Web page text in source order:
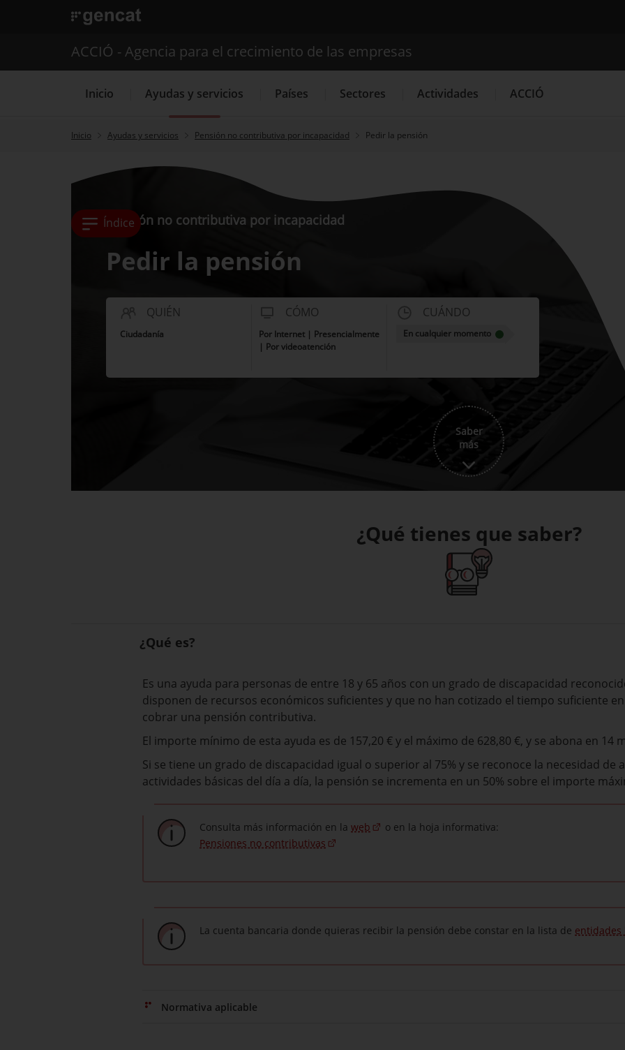
. Abrir en una nueva ventana.
Buscador
ACCIÓ - Agencia para el crecimiento de las empresas
Inicio Ayudas y servicios Países Sectores Actividades ACCIÓ
Inicio Ayudas y servicios Pensión no contributiva por incapacidad Pedir la pensión
Índice
Pensión no contributiva por incapacidad
Pedir la pensión
QUIÉN
Ciudadanía
CÓMO
Por Internet | Presencialmente
| Por videoatención
CUÁNDO
En cualquier momento
Saber
más
¿Qué tienes que saber?
¿Qué es?
Es una ayuda para personas de entre 18 y 65 años con un grado de discapacidad
disponen de recursos económicos suficientes y que no han cotizado el tiempo suficiente
cobrar una pensión contributiva.
El importe mínimo de esta ayuda es de 157,20 € y el máximo de 628,80 €, y se abona en 14
Si se tiene un grado de discapacidad igual o superior al 75% y se reconoce la necesidad de
actividades básicas del día a día, la pensión se incrementa en un 50% sobre el importe
Consulta más información en la web
o en la hoja informativa:
Pensiones no contributivas
La cuenta bancaria donde quieras recibir la pensión debe constar en la lista de entidades
Normativa aplicable